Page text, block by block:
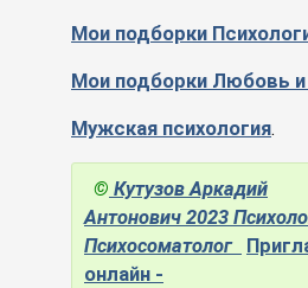
Мои подборки
Мои подборки Любовь
Мужская психология.
© Кутузов Аркадий
Антонович 2023
Психосоматолог
онлайн -